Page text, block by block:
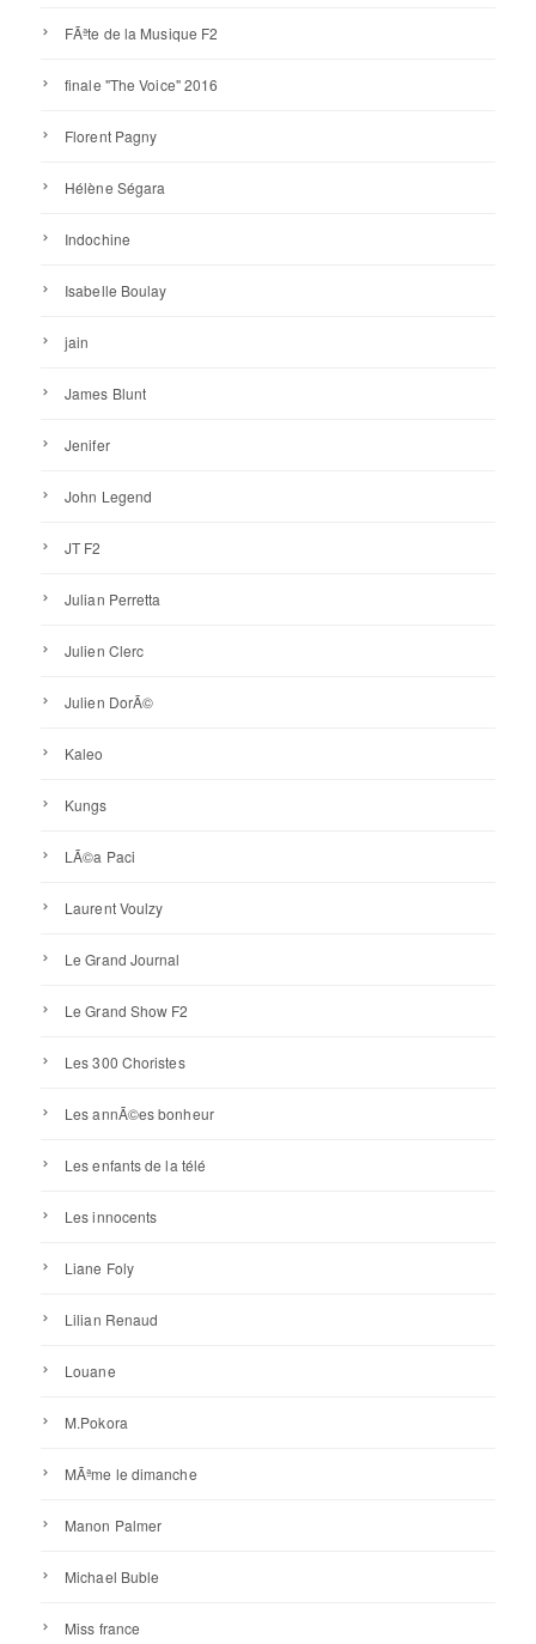
FÃªte de la Musique F2
finale "The Voice" 2016
Florent Pagny
Hélène Ségara
Indochine
Isabelle Boulay
jain
James Blunt
Jenifer
John Legend
JT F2
Julian Perretta
Julien Clerc
Julien DorÃ©
Kaleo
Kungs
LÃ©a Paci
Laurent Voulzy
Le Grand Journal
Le Grand Show F2
Les 300 Choristes
Les annÃ©es bonheur
Les enfants de la télé
Les innocents
Liane Foly
Lilian Renaud
Louane
M.Pokora
MÃªme le dimanche
Manon Palmer
Michael Buble
Miss france